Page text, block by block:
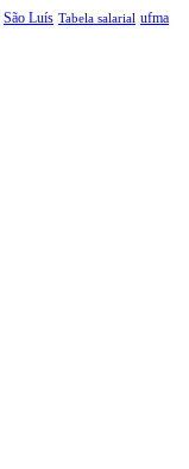
São Luís Tabela salarial ufma